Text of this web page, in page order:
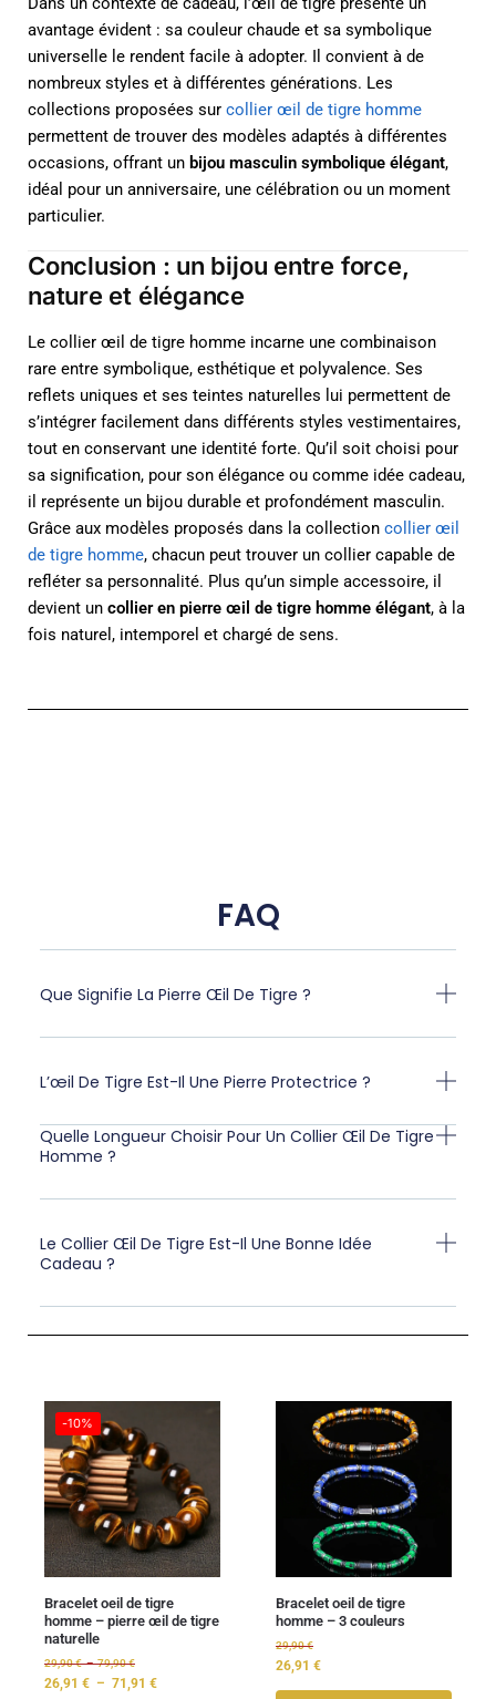
avantage évident : sa couleur chaude et sa symbolique
universelle le rendent facile à adopter. Il convient à de
nombreux styles et à différentes générations. Les
collections proposées sur collier œil de tigre homme
permettent de trouver des modèles adaptés à différentes
occasions, offrant un bijou masculin symbolique élégant,
idéal pour un anniversaire, une célébration ou un moment
particulier.
Conclusion : un bijou entre force,
nature et élégance
Le collier œil de tigre homme incarne une combinaison
rare entre symbolique, esthétique et polyvalence. Ses
reflets uniques et ses teintes naturelles lui permettent de
s’intégrer facilement dans différents styles vestimentaires,
tout en conservant une identité forte. Qu’il soit choisi pour
sa signification, pour son élégance ou comme idée cadeau,
il représente un bijou durable et profondément masculin.
Grâce aux modèles proposés dans la collection collier œil
de tigre homme, chacun peut trouver un collier capable de
refléter sa personnalité. Plus qu’un simple accessoire, il
devient un collier en pierre œil de tigre homme élégant, à la
fois naturel, intemporel et chargé de sens.
FAQ
Que Signifie La Pierre Œil De Tigre ?
L’œil De Tigre Est-Il Une Pierre Protectrice ?
Quelle Longueur Choisir Pour Un Collier Œil De Tigre
Homme ?
Le Collier Œil De Tigre Est-Il Une Bonne Idée
Cadeau ?
-10%
Bracelet oeil de tigre
homme – pierre œil de tigre
naturelle
29,90€–79,90€
26,91 € – 71,91 €
Bracelet oeil de tigre
homme – 3 couleurs
29,90€
26,91 €